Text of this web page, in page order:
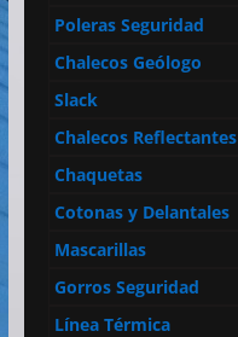
Poleras Seguridad
Chalecos Geólogo
Slack
Chalecos Reflectantes
Chaquetas
Cotonas y Delantales
Mascarillas
Gorros Seguridad
Línea Térmica